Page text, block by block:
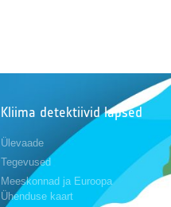
Kliima detektiivid lapsed
Ülevaade
Tegevused
Meeskonnad ja Euroopa
Ühenduse kaart